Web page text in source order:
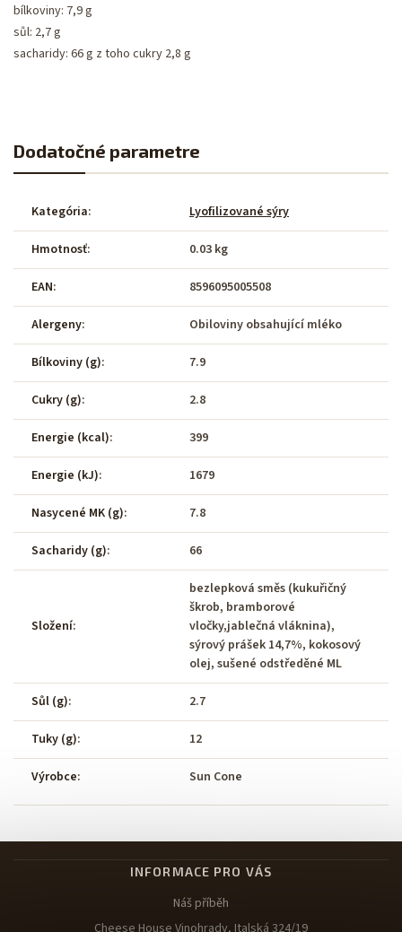
bílkoviny: 7,9 g
sůl: 2,7 g
sacharidy: 66 g z toho cukry 2,8 g
Dodatočné parametre
Kategória: Lyofilizované sýry
Hmotnosť: 0.03 kg
EAN: 8596095005508
Alergeny: Obiloviny obsahující mléko
Bílkoviny (g): 7.9
Cukry (g): 2.8
Energie (kcal): 399
Energie (kJ): 1679
Nasycené MK (g): 7.8
Sacharidy (g): 66
Složení:
bezlepková směs (kukuřičný
škrob, bramborové
vločky,jablečná vláknina),
sýrový prášek 14,7%, kokosový
olej, sušené odstředěné ML
Sůl (g): 2.7
Tuky (g): 12
Výrobce: Sun Cone
INFORMACE PRO VÁS
Náš příběh
Cheese House Vinohrady, Italská 324/19